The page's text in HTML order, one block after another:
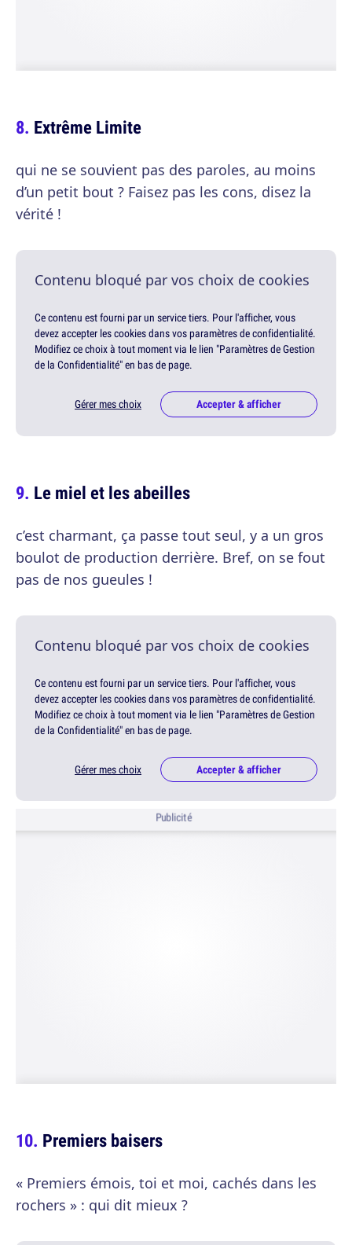
Extrême Limite
qui ne se souvient pas des paroles, au moins
d’un petit bout ? Faisez pas les cons, disez la
vérité !
Contenu bloqué par vos choix de cookies
Ce contenu est fourni par un service tiers. Pour l'afficher, vous
devez accepter les cookies dans vos paramètres de confidentialité.
Modifiez ce choix à tout moment via le lien "Paramètres de Gestion
de la Confidentialité" en bas de page.
Gérer mes choix Accepter & afficher
Le miel et les abeilles
c’est charmant, ça passe tout seul, y a un gros
boulot de production derrière. Bref, on se fout
pas de nos gueules !
Contenu bloqué par vos choix de cookies
Ce contenu est fourni par un service tiers. Pour l'afficher, vous
devez accepter les cookies dans vos paramètres de confidentialité.
Modifiez ce choix à tout moment via le lien "Paramètres de Gestion
de la Confidentialité" en bas de page.
Gérer mes choix Accepter & afficher
Publicité
Premiers baisers
« Premiers émois, toi et moi, cachés dans les
rochers » : qui dit mieux ?